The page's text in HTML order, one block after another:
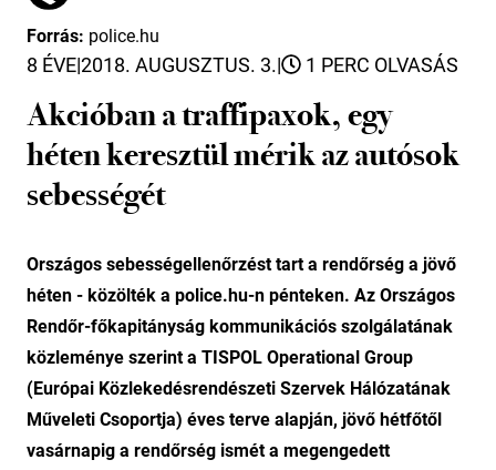
Forrás: police.hu
8 ÉVE|2018. AUGUSZTUS. 3.| 1 PERC OLVASÁS
Akcióban a traffipaxok, egy
héten keresztül mérik az autósok
sebességét
Országos sebességellenőrzést tart a rendőrség a jövő
héten - közölték a police.hu-n pénteken. Az Országos
Rendőr-főkapitányság kommunikációs szolgálatának
közleménye szerint a TISPOL Operational Group
(Európai Közlekedésrendészeti Szervek Hálózatának
Műveleti Csoportja) éves terve alapján, jövő hétfőtől
vasárnapig a rendőrség ismét a megengedett